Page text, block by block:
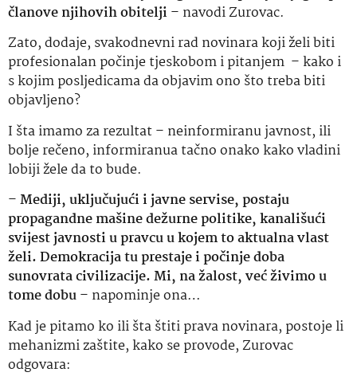
članove njihovih obitelji– navodi Zurovac.
Zato, dodaje, svakodnevni rad novinara koji želi biti
profesionalan počinje tjeskobom i pitanjem – kako i
s kojim posljedicama da objavim ono što treba biti
objavljeno?
I šta imamo za rezultat – neinformiranu javnost, ili
bolje rečeno, informiranua tačno onako kako vladini
lobiji žele da to bude.
–Mediji, uključujući i javne servise, postaju
propagandne mašine dežurne politike, kanališući
svijest javnosti u pravcu u kojem to aktualna vlast
želi. Demokracija tu prestaje i počinje doba
sunovrata civilizacije. Mi, na žalost, već živimo u
tome dobu– napominje ona…
Kad je pitamo ko ili šta štiti prava novinara, postoje li
mehanizmi zaštite, kako se provode, Zurovac
odgovara: